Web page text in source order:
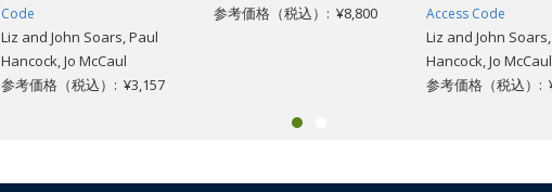
Code
Liz and John Soars, Paul
Hancock, Jo McCaul
参考価格（税込）: ¥3,157
参考価格（税込）: ¥8,800
Access Code
Liz and John
Hancock, Jo McCaul
参考価格（税込）: